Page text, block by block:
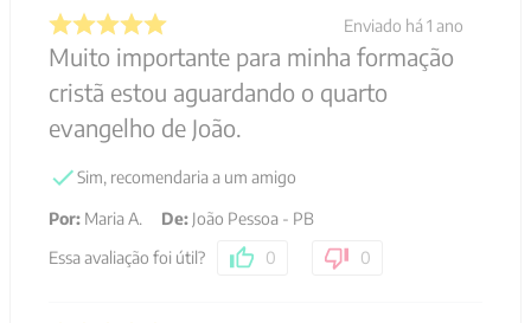
Enviado há 1 ano
Muito importante para minha formação
cristã estou aguardando o quarto
evangelho de João.
Sim, recomendaria a um amigo
Por: Maria A. De: João Pessoa - PB
Essa avaliação foi útil?
0 0